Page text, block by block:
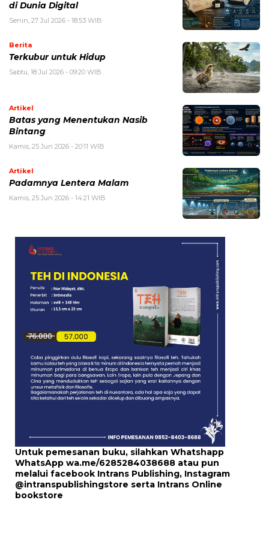
di Dunia Digital
Senin, 27 Jul 2026 - 18:53 WIB
Berita
Terkubur untuk Hidup
Sabtu, 18 Jul 2026 - 09:20 WIB
Artikel
Batas yang Menentukan Nasib
Bintang
Kamis, 25 Jun 2026 - 20:11 WIB
Artikel
Padamnya Lentera Malam
Kamis, 25 Jun 2026 - 14:21 WIB
Untuk pemesanan buku, silahkan Whatshapp
WhatsApp wa.me/6285284038688 atau pun
melalui facebook Intrans Publishing, Instagram
@intranspublishingstore serta Intrans Online
bookstore